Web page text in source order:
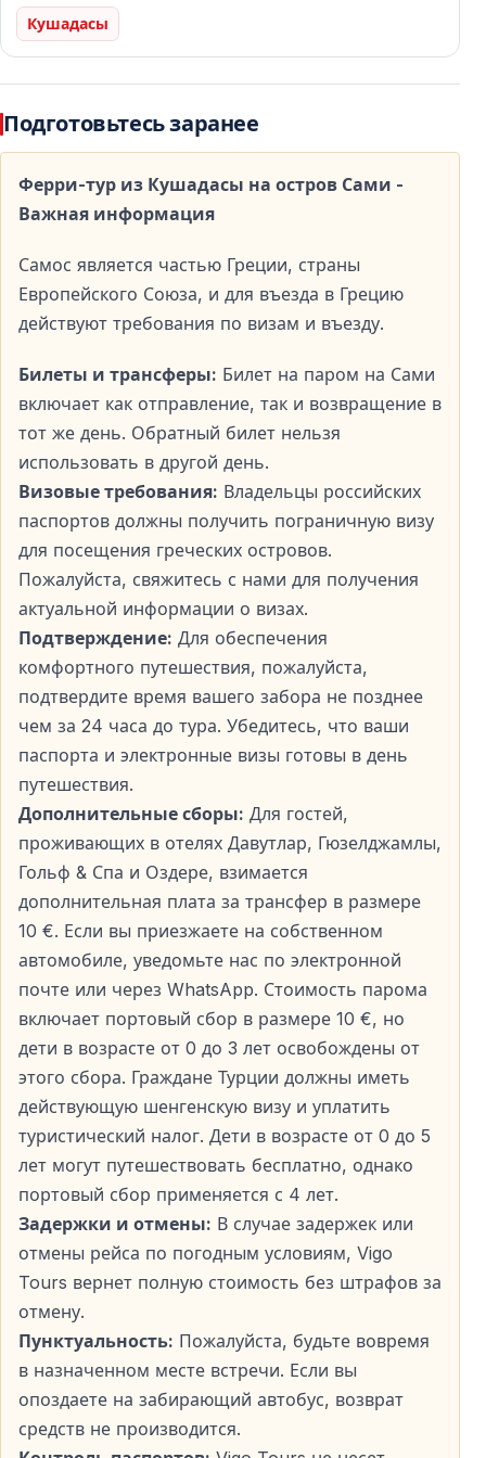
Храм Геры — Наследие Древней Греции
Храм Геры— одно из важнейших религиозных
сооружений античной Греции, посвящённое богине
Гере — его история восходит к VI веку до н.э.
Прогулка среди руин позволяет почувствовать
величие древней цивилизации.
Пифагорион — История и Современная
Жизнь
математика Пифагора, является одним из самых
живописных мест на острове.
Здесь можно посетить древний театр —
прогуляться по узким улочкам с традиционными
домами и посидеть в уютных кафе у гавани.
Пляжи и Природа Самоса
Самос известен кристально чистым морем и
нетронутыми пляжами.
Чистые Пляжи и Прозрачная Вода
Пляжи с бирюзовой водой идеально подходят для
купания и отдыха.
Зелёные холмы и уединённые бухты создают
уникальные природные пейзажи.
Греческая Кухня и Местные Вкусы
Поездка на Самос — это ещё и гастрономическое
удовольствие.
Что Попробовать на Самосе
Обязательно попробуйтемусаку сувлаки
дзадзики
, приготовленные из свежих местных
продуктов.
Самос также знаменит своими мускатными винами
— дегустация местного вина станет отличным
дополнением к поездке.
Шопинг и Сувениры
Самос предлагает множество оригинальных
сувениров.
Кушадасы
Подготовьтесь заранее
Ферри-тур из Кушадасы на остров Сами -
Важная информация
Самос является частью Греции, страны
Европейского Союза, и для въезда в Грецию
действуют требования по визам и въезду.
Билеты и трансферы: Билет на паром на Сами
включает как отправление, так и возвращение в
тот же день. Обратный билет нельзя
использовать в другой день.
Визовые требования: Владельцы российских
паспортов должны получить пограничную визу
для посещения греческих островов.
Пожалуйста, свяжитесь с нами для получения
актуальной информации о визах.
Подтверждение: Для обеспечения
комфортного путешествия, пожалуйста,
подтвердите время вашего забора не позднее
чем за 24 часа до тура. Убедитесь, что ваши
паспорта и электронные визы готовы в день
путешествия.
Дополнительные сборы: Для гостей,
проживающих в отелях Давутлар, Гюзелджамлы,
Гольф & Спа и Оздере, взимается
дополнительная плата за трансфер в размере
10 €. Если вы приезжаете на собственном
автомобиле, уведомьте нас по электронной
почте или через WhatsApp. Стоимость парома
включает портовый сбор в размере 10 €, но
дети в возрасте от 0 до 3 лет освобождены от
этого сбора. Граждане Турции должны иметь
действующую шенгенскую визу и уплатить
туристический налог. Дети в возрасте от 0 до 5
лет могут путешествовать бесплатно, однако
портовый сбор применяется с 4 лет.
Задержки и отмены: В случае задержек или
отмены рейса по погодным условиям, Vigo
Tours вернет полную стоимость без штрафов за
отмену.
Пунктуальность: Пожалуйста, будьте вовремя
в назначенном месте встречи. Если вы
опоздаете на забирающий автобус, возврат
средств не производится.